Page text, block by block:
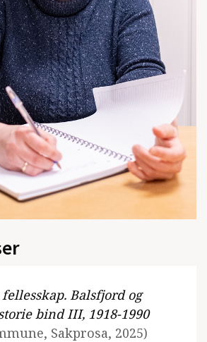
Balsfjord og
bind III, 1918-1990
Sakprosa, 2025)